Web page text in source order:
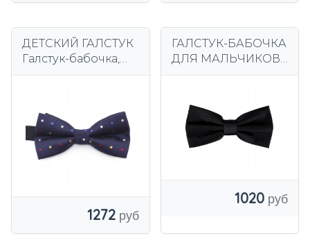
ДЕТСКИЙ ГАЛСТУК
Галстук-бабочка,
мальчиков 1-10 лет.
1272
ГАЛСТУК-БАБОЧКА
ДЛЯ МАЛЬЧИКОВ
1020